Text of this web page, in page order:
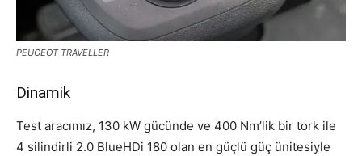
PEUGEOT TRAVELLER
Dinamik
Test aracımız, 130 kW gücünde ve 400 Nm’lik bir tork ile
4 silindirli 2.0 BlueHDi 180 olan en güçlü güç ünitesiyle